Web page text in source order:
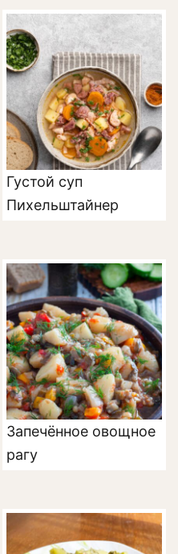
Густой суп
Пихельштайнер
Запечённое овощное
рагу